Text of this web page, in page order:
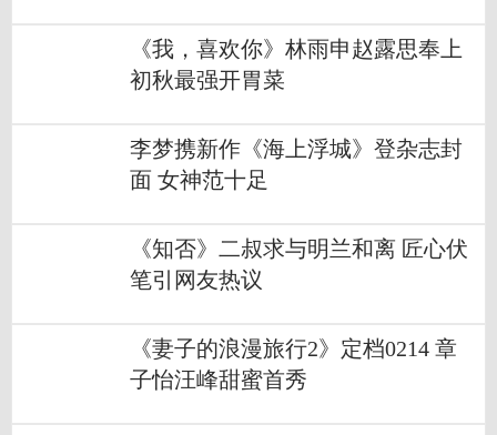
《我，喜欢你》林雨申赵露思奉上
初秋最强开胃菜
李梦携新作《海上浮城》登杂志封
面 女神范十足
《知否》二叔求与明兰和离 匠心伏
笔引网友热议
《妻子的浪漫旅行2》定档0214 章
子怡汪峰甜蜜首秀